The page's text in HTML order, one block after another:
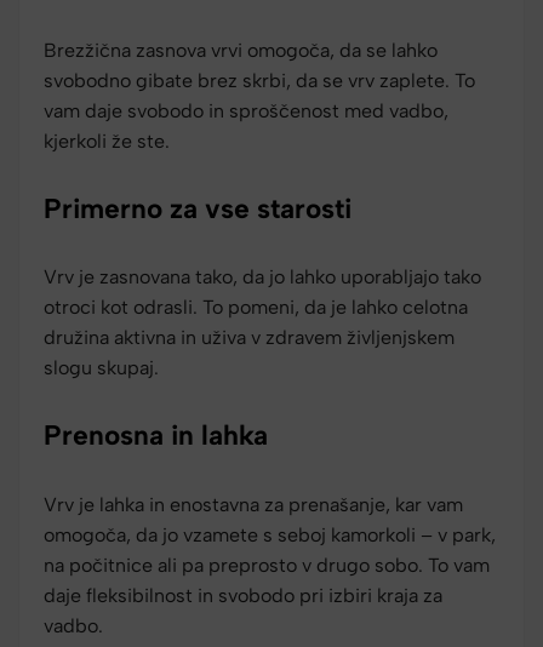
Brezžična zasnova vrvi omogoča, da se lahko
svobodno gibate brez skrbi, da se vrv zaplete. To
vam daje svobodo in sproščenost med vadbo,
kjerkoli že ste.
Primerno za vse starosti
Vrv je zasnovana tako, da jo lahko uporabljajo tako
otroci kot odrasli. To pomeni, da je lahko celotna
družina aktivna in uživa v zdravem življenjskem
slogu skupaj.
Prenosna in lahka
Vrv je lahka in enostavna za prenašanje, kar vam
omogoča, da jo vzamete s seboj kamorkoli – v park,
na počitnice ali pa preprosto v drugo sobo. To vam
daje fleksibilnost in svobodo pri izbiri kraja za
vadbo.